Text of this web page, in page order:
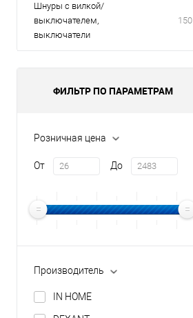
Шнуры с вилкой/
выключателем,
выключатели
150
ФИЛЬТР ПО ПАРАМЕТРАМ
Розничная цена
От До
Производитель
IN HOME